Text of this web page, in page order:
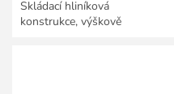
Skládací hliníková
konstrukce, výškově